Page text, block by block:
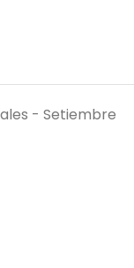
- Setiembre